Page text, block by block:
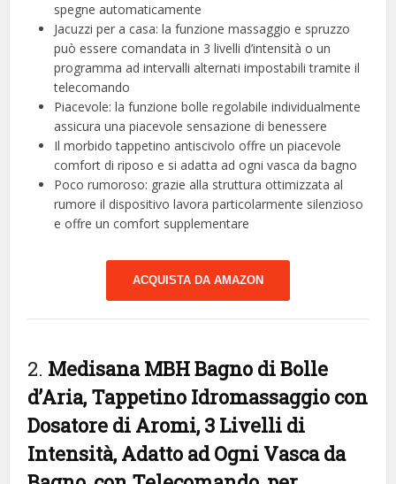
spegne automaticamente
Jacuzzi per a casa: la funzione massaggio e spruzzo
può essere comandata in 3 livelli d’intensità o un
programma ad intervalli alternati impostabili tramite il
telecomando
Piacevole: la funzione bolle regolabile individualmente
assicura una piacevole sensazione di benessere
Il morbido tappetino antiscivolo offre un piacevole
comfort di riposo e si adatta ad ogni vasca da bagno
Poco rumoroso: grazie alla struttura ottimizzata al
rumore il dispositivo lavora particolarmente silenzioso
e offre un comfort supplementare
ACQUISTA DA AMAZON
2. Medisana MBH Bagno di Bolle
d’Aria, Tappetino Idromassaggio con
Dosatore di Aromi, 3 Livelli di
Intensità, Adatto ad Ogni Vasca da